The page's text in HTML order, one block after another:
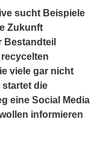
sucht Beispiele
Zukunft
Bestandteil
viele gar nicht
startet die
eine Social Media
informieren